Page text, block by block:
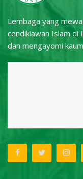
Lembaga yang
cendikiawan Islam di
dan mengayomi